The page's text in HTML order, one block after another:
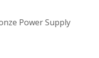
Power Supply